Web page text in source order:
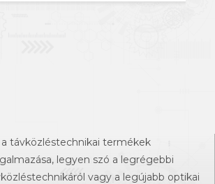
távközléstechnikai termékek
legyen szó a legrégebbi
vagy a legújabb optikai